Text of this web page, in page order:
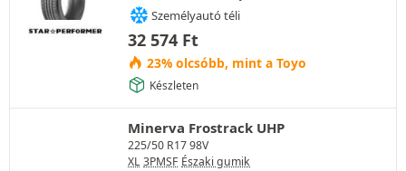
Személyautó téli
32 574 Ft
23% olcsóbb, mint a Toyo
Készleten
Minerva Frostrack UHP
225/50 R17 98V
XL 3PMSF Északi gumik